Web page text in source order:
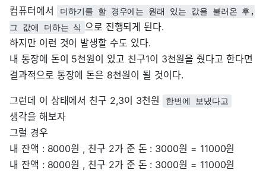
컴퓨터에서
더하기를 할 경우에는 원래 있는 값을 불러온 후,
그 값에 더하는 식 으로 진행되게 된다.
하지만 이런 것이 발생할 수도 있다.
내 통장에 돈이 5천원이 있고 친구1이 3천원을 줬다고 한다면
결과적으로 통장에 돈은 8천원이 될 것이다.
그런데 이 상태에서 친구 2,3이 3천원 한번에 보냈다고
생각을 해보자
그럴 경우
내 잔액 : 8000원 , 친구 2가 준 돈 : 3000원 = 11000원
내 잔액 : 8000원 , 친구 2가 준 돈 : 3000원 = 11000원